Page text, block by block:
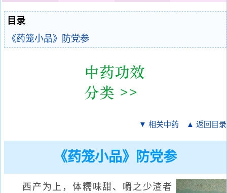
目录
《药笼小品》防党参
▼ 相关中药 ▲ 返回目录
《药笼小品》防党参
西产为上，体糯味甜、嚼之少渣者